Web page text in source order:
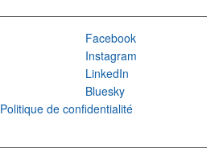
Facebook
Instagram
LinkedIn
Bluesky
Politique de confidentialité